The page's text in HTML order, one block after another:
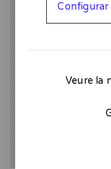
Configurar
Veure la